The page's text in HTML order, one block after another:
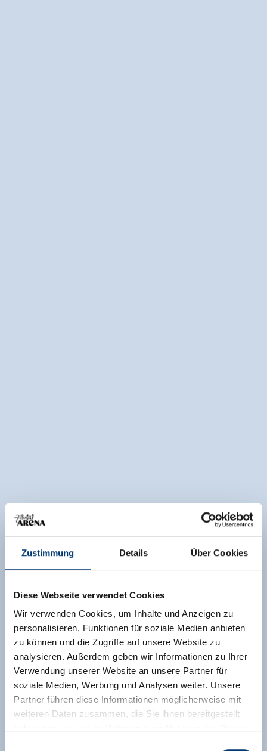
Zustimmung Details Über Cookies
Diese Webseite verwendet Cookies
Wir verwenden Cookies, um Inhalte und Anzeigen zu
personalisieren, Funktionen für soziale Medien anbieten
zu können und die Zugriffe auf unsere Website zu
analysieren. Außerdem geben wir Informationen zu Ihrer
Verwendung unserer Website an unsere Partner für
soziale Medien, Werbung und Analysen weiter. Unsere
Partner führen diese Informationen möglicherweise mit
weiteren Daten zusammen, die Sie ihnen bereitgestellt